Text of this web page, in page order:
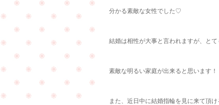
分かる素敵な女性でした♡
結婚は相性が大事と言われますが、と
素敵な明るい家庭が出来ると思います！
また、近日中に結婚指輪を見に来て頂け